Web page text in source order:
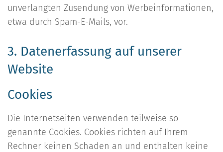
unverlangten Zusendung von Werbeinformationen,
etwa durch Spam-E-Mails, vor.
3. Datenerfassung auf unserer
Website
Cookies
Die Internetseiten verwenden teilweise so
genannte Cookies. Cookies richten auf Ihrem
Rechner keinen Schaden an und enthalten keine